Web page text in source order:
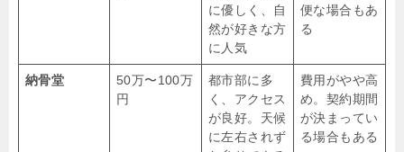
に優しく、自
然が好きな方
に人気
便な場合もあ
る
納骨堂
50万〜100万
円
都市部に多
く、アクセス
が良好。天候
に左右されず
費用がやや高
め。契約期間
が決まってい
る場合もある